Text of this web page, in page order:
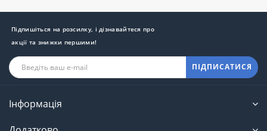
Підпишіться на розсилку, і дізнавайтеся про
акції та знижки першими!
ПІДПИСАТИСЯ
Інформація